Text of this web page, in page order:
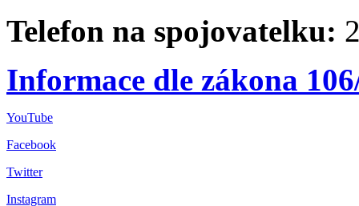
Telefon na spojovatelku:
Informace dle zákona
YouTube
Facebook
Twitter
Instagram